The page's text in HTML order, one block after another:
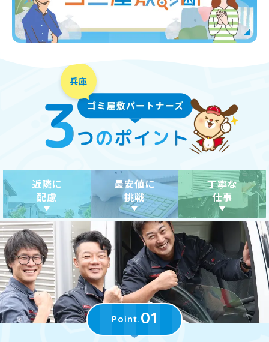
近隣に
配慮
最安値に
挑戦
丁寧な
仕事
Point.01